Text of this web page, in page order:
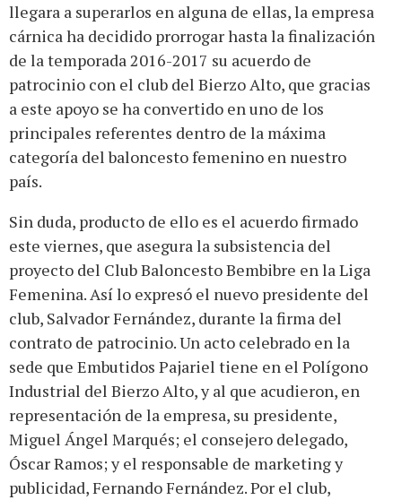
llegara a superarlos en alguna de ellas, la empresa
cárnica ha decidido prorrogar hasta la finalización
de la temporada 2016-2017 su acuerdo de
patrocinio con el club del Bierzo Alto, que gracias
a este apoyo se ha convertido en uno de los
principales referentes dentro de la máxima
categoría del baloncesto femenino en nuestro
país.
Sin duda, producto de ello es el acuerdo firmado
este viernes, que asegura la subsistencia del
proyecto del Club Baloncesto Bembibre en la Liga
Femenina. Así lo expresó el nuevo presidente del
club, Salvador Fernández, durante la firma del
contrato de patrocinio. Un acto celebrado en la
sede que Embutidos Pajariel tiene en el Polígono
Industrial del Bierzo Alto, y al que acudieron, en
representación de la empresa, su presidente,
Miguel Ángel Marqués; el consejero delegado,
Óscar Ramos; y el responsable de marketing y
publicidad, Fernando Fernández. Por el club,